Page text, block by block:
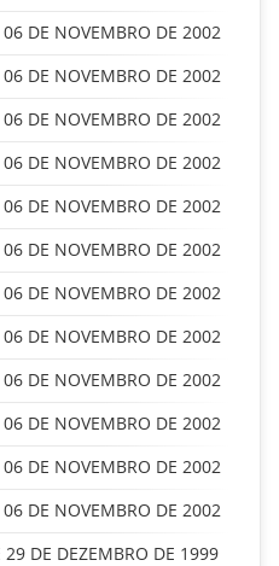
DE NOVEMBRO DE 2002
DE NOVEMBRO DE 2002
DE NOVEMBRO DE 2002
DE NOVEMBRO DE 2002
DE NOVEMBRO DE 2002
DE NOVEMBRO DE 2002
DE NOVEMBRO DE 2002
DE NOVEMBRO DE 2002
DE NOVEMBRO DE 2002
DE NOVEMBRO DE 2002
DE NOVEMBRO DE 2002
DE NOVEMBRO DE 2002
29 DE DEZEMBRO DE 1999